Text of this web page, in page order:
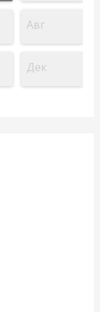
Авг
Дек